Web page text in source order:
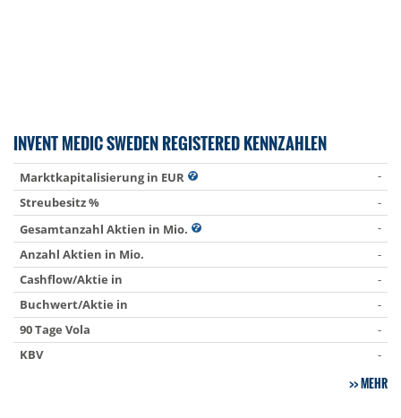
INVENT MEDIC SWEDEN REGISTERED KENNZAHLEN
Marktkapitalisierung in EUR
-
Streubesitz %
-
Gesamtanzahl Aktien in Mio.
-
Anzahl Aktien in Mio.
-
Cashflow/Aktie in
-
Buchwert/Aktie in
-
90 Tage Vola
-
KBV
-
MEHR